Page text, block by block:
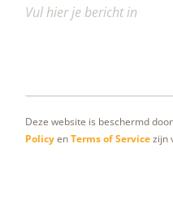
Deze website is beschermd
PolicyenTerms of Servicezijn